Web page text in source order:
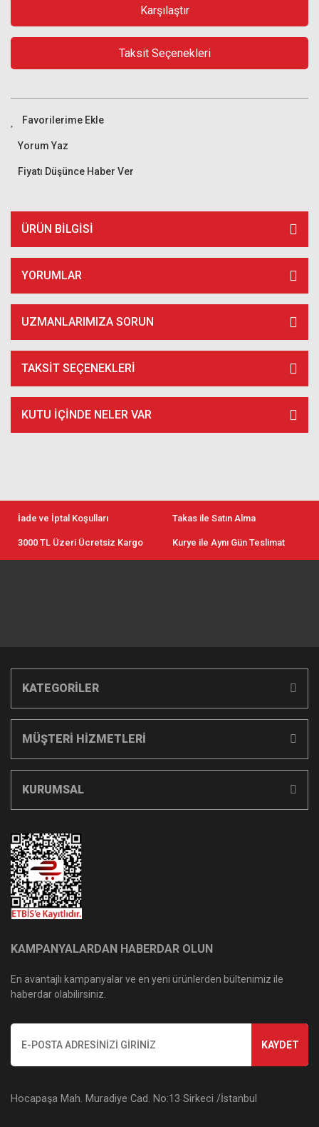
Karşılaştır
Taksit Seçenekleri
Yorum Yaz
Fiyatı Düşünce Haber Ver
ÜRÜN BILGISI
YORUMLAR
UZMANLARIMIZA SORUN
TAKSIT SEÇENEKLERI
KUTU İÇİNDE NELER VAR
İade ve İptal Koşulları Takas ile Satın Alma
3000 TL Üzeri Ücretsiz Kargo Kurye ile Aynı Gün Teslimat
KATEGORİLER
MÜŞTERİ HİZMETLERİ
KURUMSAL
KAMPANYALARDAN HABERDAR OLUN
En avantajlı kampanyalar ve en yeni ürünlerden bültenimiz ile
haberdar olabilirsiniz.
KAYDET
Hocapaşa Mah. Muradiye Cad. No:13 Sirkeci /İstanbul